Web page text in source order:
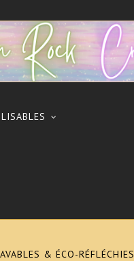
& ÉCO-RÉFLÉCHIES